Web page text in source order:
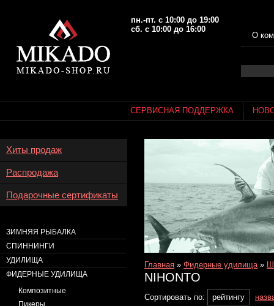
пн.-пт. с 10:00 до 19:00
сб. с 10:00 до 16:00
О
СЕРВИСНАЯ ПОДДЕРЖКА
Главная » Фидерные удилища»
NIHONTO
Сортировать по: рейтингу
Хиты продаж
Распродажа
Подарочные сертификаты
ЗИМНЯЯ РЫБАЛКА
СПИННИНГИ
УДИЛИЩА
ФИДЕРНЫЕ УДИЛИЩА
Композитные
Пикеры